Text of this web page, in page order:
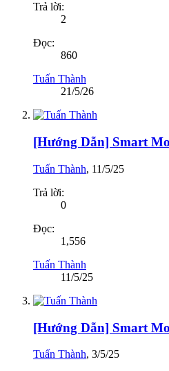
Trả lời:
2
Đọc:
860
Tuấn Thành
21/5/26
[Hướng Dẫn] Smart
Tuấn Thành, 11/5/25
Trả lời:
0
Đọc:
1,556
Tuấn Thành
11/5/25
[Hướng Dẫn] Smart
Tuấn Thành, 3/5/25